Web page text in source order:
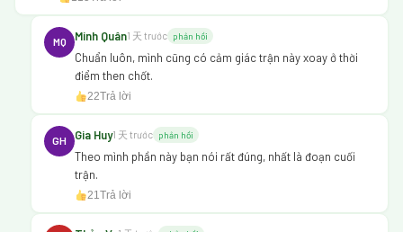
MQ Minh Quân1 天 trước phản hồi
Chuẩn luôn, mình cũng có cảm giác trận này xoay ở thời
điểm then chốt.
22Trả lời
GH Gia Huy1 天 trước phản hồi
Theo mình phần này bạn nói rất đúng, nhất là đoạn cuối
trận.
21 Trả lời